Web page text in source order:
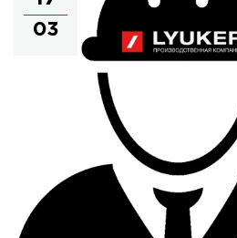
03